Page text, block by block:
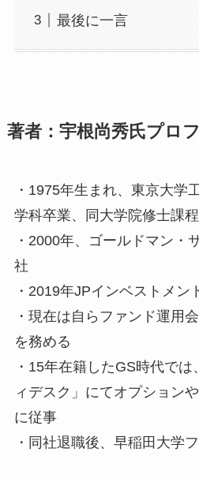
最後に一言
著者：宇根尚秀氏プロ
・1975年生まれ、東京大学
学科卒業、同大学院修士課
・2000年、ゴールドマン・
社
・2019年JPインベストメン
・現在は自らファンド運用
を務める
・15年在籍したGS時代で
ィデスク」にてオプション
に従事
・同社退職後、早稲田大学